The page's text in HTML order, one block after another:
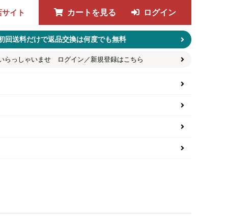
イト カートを見る ログイン
回送料だけで返品交換は何度でも無料
らっしゃいませ ログイン／新規登録はこちら